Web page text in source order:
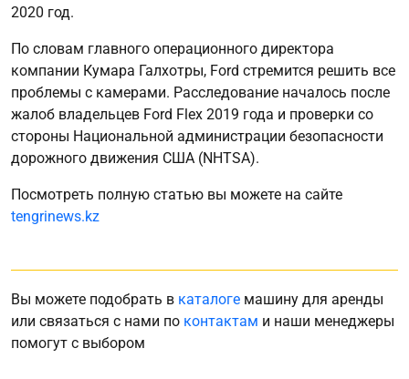
2020 год.
По словам главного операционного директора
компании Кумара Галхотры, Ford стремится решить все
проблемы с камерами. Расследование началось после
жалоб владельцев Ford Flex 2019 года и проверки со
стороны Национальной администрации безопасности
дорожного движения США (NHTSA).
Посмотреть полную статью вы можете на сайте
tengrinews.kz
Вы можете подобрать в каталоге машину для аренды
или связаться с нами по контактам и наши менеджеры
помогут с выбором